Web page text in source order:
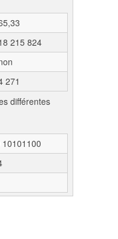
215 824
271
différentes
10101100